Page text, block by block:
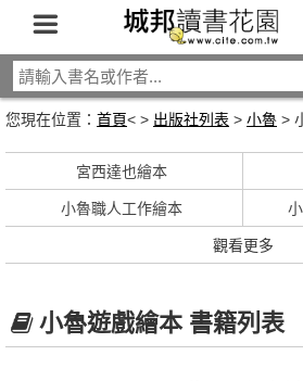
您現在位置： 首頁< > 出版社列表 > 小魯 >
宮西達也繪本
小魯職人工作繪本
觀看更多
小魯遊戲繪本 書籍列表